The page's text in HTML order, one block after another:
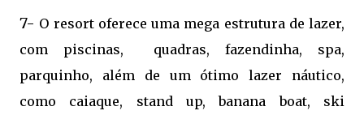
7- O resort oferece uma mega estrutura de lazer,
com piscinas, quadras, fazendinha, spa,
parquinho, além de um ótimo lazer náutico,
como caiaque, stand up, banana boat, ski